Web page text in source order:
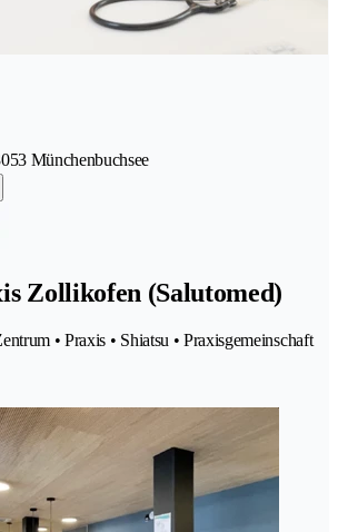
Münchenbuchsee
Zollikofen (Salutomed)
• Praxis • Shiatsu • Praxisgemeinschaft